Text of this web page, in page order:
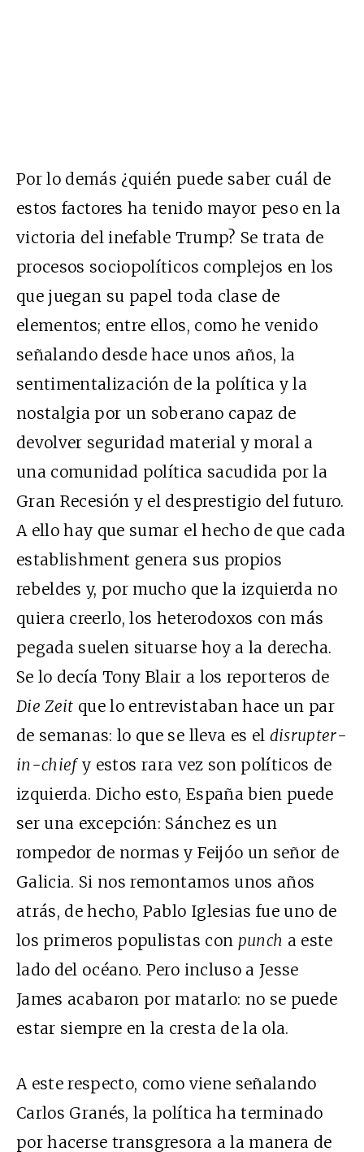
Por lo demás ¿quién puede saber cuál de
estos factores ha tenido mayor peso en la
victoria del inefable Trump? Se trata de
procesos sociopolíticos complejos en los
que juegan su papel toda clase de
elementos; entre ellos, como he venido
señalando desde hace unos años, la
sentimentalización de la política y la
nostalgia por un soberano capaz de
devolver seguridad material y moral a
una comunidad política sacudida por la
Gran Recesión y el desprestigio del futuro.
A ello hay que sumar el hecho de que cada
establishment genera sus propios
rebeldes y, por mucho que la izquierda no
quiera creerlo, los heterodoxos con más
pegada suelen situarse hoy a la derecha.
Se lo decía Tony Blair a los reporteros de
Die Zeit que lo entrevistaban hace un par
de semanas: lo que se lleva es el disrupter-
in-chiefy estos rara vez son políticos de
izquierda. Dicho esto, España bien puede
ser una excepción: Sánchez es un
rompedor de normas y Feijóo un señor de
Galicia. Si nos remontamos unos años
atrás, de hecho, Pablo Iglesias fue uno de
los primeros populistas con punch a este
lado del océano. Pero incluso a Jesse
James acabaron por matarlo: no se puede
estar siempre en la cresta de la ola.
A este respecto, como viene señalando
Carlos Granés, la política ha terminado
por hacerse transgresora a la manera de